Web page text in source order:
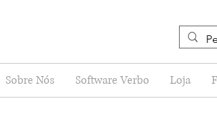
Sobre Nós Software Verbo Loja